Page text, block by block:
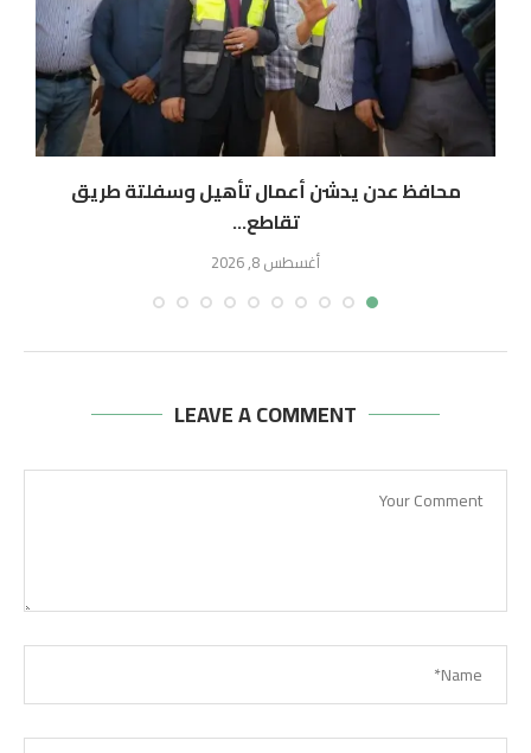
محافظ عدن يدشن أعمال تأهيل وسفلتة طريق
تقاطع...
أغسطس 8, 2026
LEAVE A COMMENT